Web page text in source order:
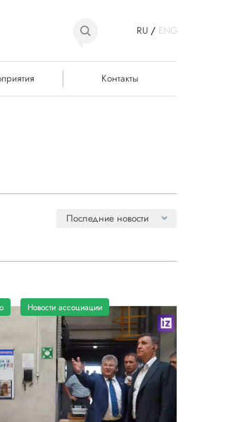
RU/ ENG
Контакты
Последние новости
Новости ассоциации